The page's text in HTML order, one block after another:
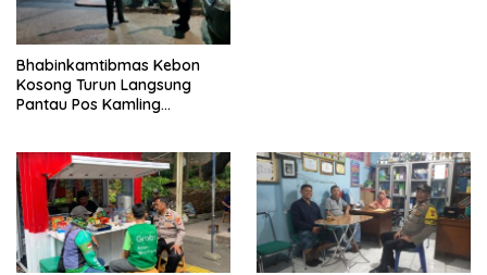
Bhabinkamtibmas Kebon
Kosong Turun Langsung
Pantau Pos Kamling